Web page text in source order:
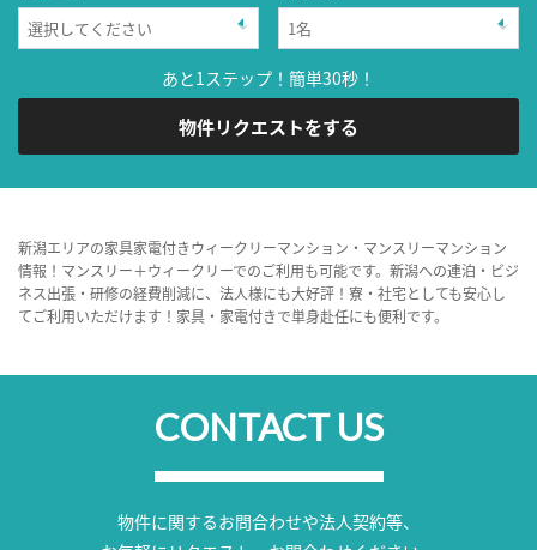
あと1ステップ！簡単30秒！
物件リクエストをする
新潟エリアの家具家電付きウィークリーマンション・マンスリーマンション
情報！マンスリー＋ウィークリーでのご利用も可能です。新潟への連泊・ビジ
ネス出張・研修の経費削減に、法人様にも大好評！寮・社宅としても安心し
てご利用いただけます！家具・家電付きで単身赴任にも便利です。
CONTACT US
物件に関するお問合わせや法人契約等、